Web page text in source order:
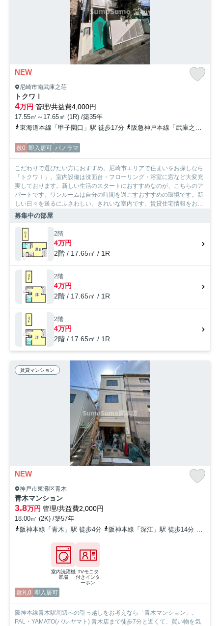
NEW
尼崎市南武庫之荘
トクワⅠ
4万円 管理/共益費4,000円
17.55㎡～17.65㎡ (1R) /築35年
東海道本線「甲子園口」駅 徒歩17分
阪急神戸本線「武庫之荘」駅 徒歩24分
敷0 即入居可 パノラマ
こだわりで選びたい方におすすめ。尼崎市エリアで住まいをお探しなら
「トクワⅠ」。室内設備は洗面台・フローリング・浴室に窓など大変充
実しております。新しい生活のスタートにおすすめなのが、こちらのア
パートです。ワンルームは自分の時間を過ごすおすすめの環境です。新
しい日々を送るにふさわしい、きれいな室内です。賃貸住宅情報をお探
しの方で、お困りでしたら当社にご連絡下さい。お客様がご希望するこ
募集中の部屋
2階
4万円
2階 / 17.65㎡ / 1R
2階
4万円
2階 / 17.65㎡ / 1R
2階
4万円
2階 / 17.65㎡ / 1R
賃貸マンション
NEW
神戸市東灘区青木
青木マンション
3.8万円 管理/共益費2,000円
18.00㎡ (2K) /築57年
阪神本線「青木」駅 徒歩4分
阪神本線「深江」駅 徒歩14分 東海
室内洗濯機
置場
TVモニタ
付きインタ
ーホン
敷礼0 即入居可
阪神本線青木駅周辺への引っ越しをお考えなら「青木マンション」。
PAL・YAMATO(パル ヤマト) 青木店まで徒歩7分と近くて、買い物を気